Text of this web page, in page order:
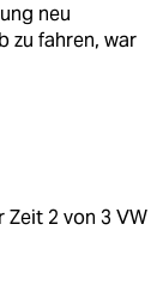
neu
zu fahren, war
Zeit 2 von 3 VW